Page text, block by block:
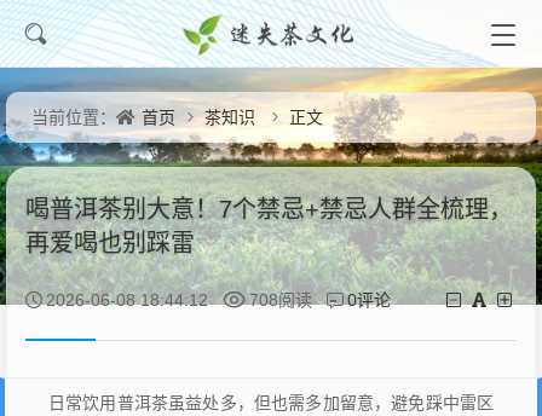
当前位置： 首页 茶知识 正文
喝普洱茶别大意！7个禁忌+禁忌人群全梳理，
再爱喝也别踩雷
2026-06-08 18:44:12 708阅读 0评论
日常饮用普洱茶虽益处多，但也需多加留意，避免踩中雷区